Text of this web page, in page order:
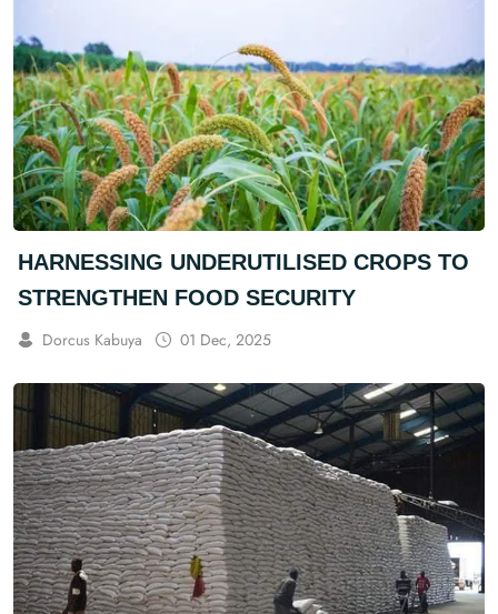
HARNESSING UNDERUTILISED CROPS TO
STRENGTHEN FOOD SECURITY
Dorcus Kabuya 01 Dec, 2025